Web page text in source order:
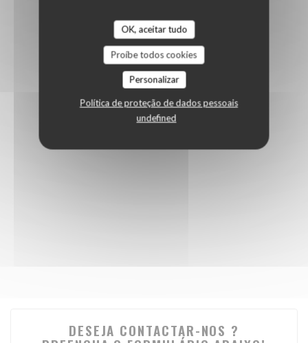
OK, aceitar tudo
Proíbe todos cookies
Personalizar
Política de proteção de dados pessoais
undefined
DESEJA CONTACTAR-NOS ?